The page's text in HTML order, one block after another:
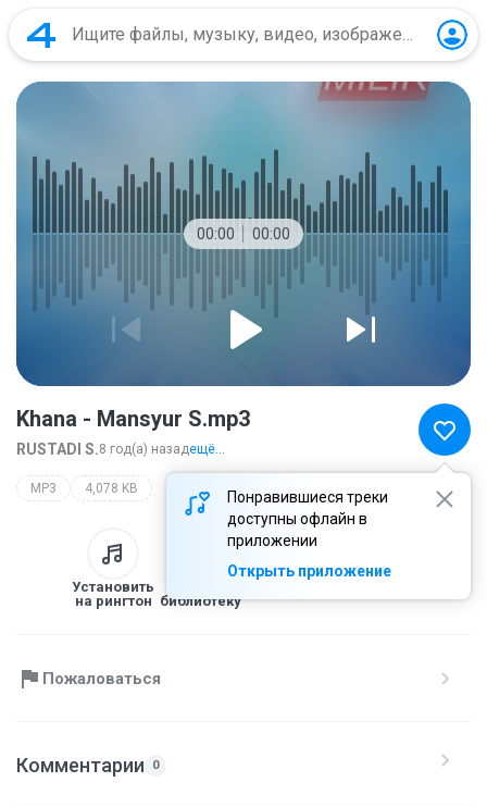
00:00 00:00
Понравившиеся треки
доступны офлайн в
приложении
Открыть приложение
Khana - Mansyur S.mp3
RUSTADI S.8 год(а) назадещё...
MP3 4,078 KB
Установить
на рингтон библиотеку
Пожаловаться
Комментарии 0